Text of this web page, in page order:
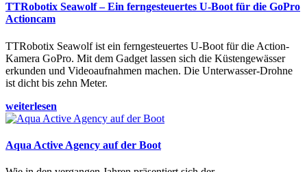
TTRobotix Seawolf – Ein ferngesteuertes U-Boot für die GoPro
Actioncam
TTRobotix Seawolf ist ein ferngesteuertes U-Boot für die Action-
Kamera GoPro. Mit dem Gadget lassen sich die Küstengewässer
erkunden und Videoaufnahmen machen. Die Unterwasser-Drohne
ist dicht bis zehn Meter.
weiterlesen
Aqua Active Agency auf der Boot